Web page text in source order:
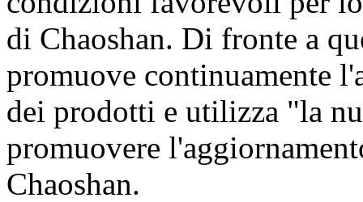
di Chaoshan. Di fronte a
promuove continuamente
dei prodotti e utilizza "la
promuovere
Chaoshan.